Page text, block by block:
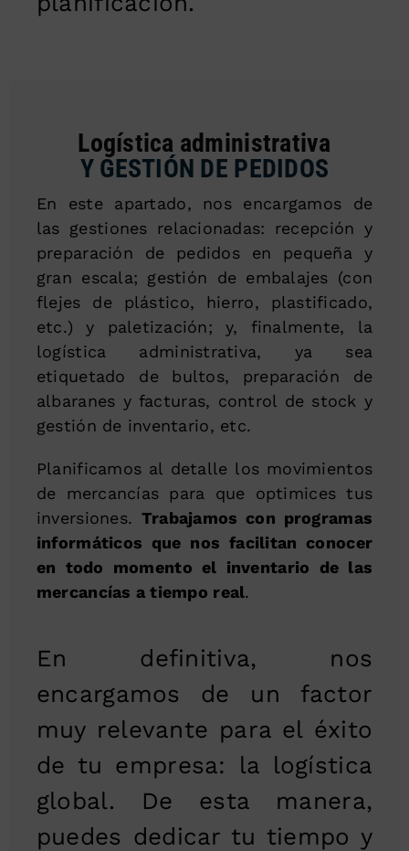
Logística administrativa
Y GESTIÓN DE PEDIDOS
En este apartado, nos encargamos de
las gestiones relacionadas: recepción y
preparación de pedidos en pequeña y
gran escala; gestión de embalajes (con
flejes de plástico, hierro, plastificado,
etc.) y paletización; y, finalmente, la
logística administrativa, ya sea
etiquetado de bultos, preparación de
albaranes y facturas, control de stock y
gestión de inventario, etc.
Planificamos al detalle los movimientos
de mercancías para que optimices tus
inversiones. Trabajamos con programas
informáticos que nos facilitan conocer
en todo momento el inventario de las
mercancías a tiempo real.
En definitiva, nos
encargamos de un factor
muy relevante para el éxito
de tu empresa: la logística
global. De esta manera,
puedes dedicar tu tiempo y